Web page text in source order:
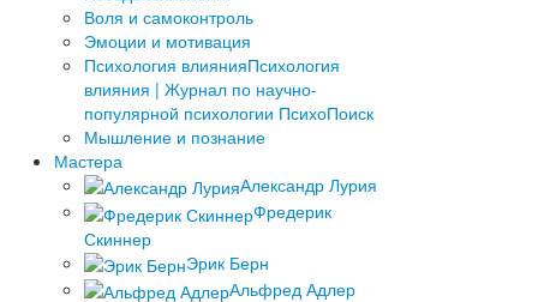
Воля и самоконтроль
Эмоции и мотивация
Психология влиянияПсихология
влияния | Журнал по научно-
популярной психологии ПсихоПоиск
Мышление и познание
Мастера
Александр Лурия
Фредерик
Скиннер
Эрик Берн
Альфред Адлер